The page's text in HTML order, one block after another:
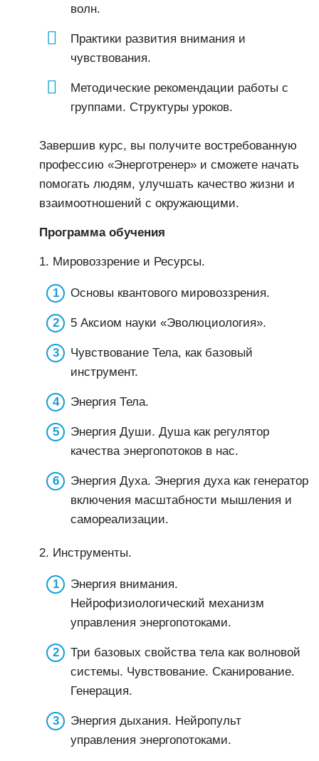
волн.
Практики развития внимания и
чувствования.
Методические рекомендации работы с
группами. Структуры уроков.
Завершив курс, вы получите востребованную
профессию «Энерготренер» и сможете начать
помогать людям, улучшать качество жизни и
взаимоотношений с окружающими.
Программа обучения
1. Мировоззрение и Ресурсы.
Основы квантового мировоззрения.
5 Аксиом науки «Эволюциология».
Чувствование Тела, как базовый
инструмент.
Энергия Тела.
Энергия Души. Душа как регулятор
качества энергопотоков в нас.
Энергия Духа. Энергия духа как генератор
включения масштабности мышления и
самореализации.
2. Инструменты.
Энергия внимания.
Нейрофизиологический механизм
управления энергопотоками.
Три базовых свойства тела как волновой
системы. Чувствование. Сканирование.
Генерация.
Энергия дыхания. Нейропульт
управления энергопотоками.